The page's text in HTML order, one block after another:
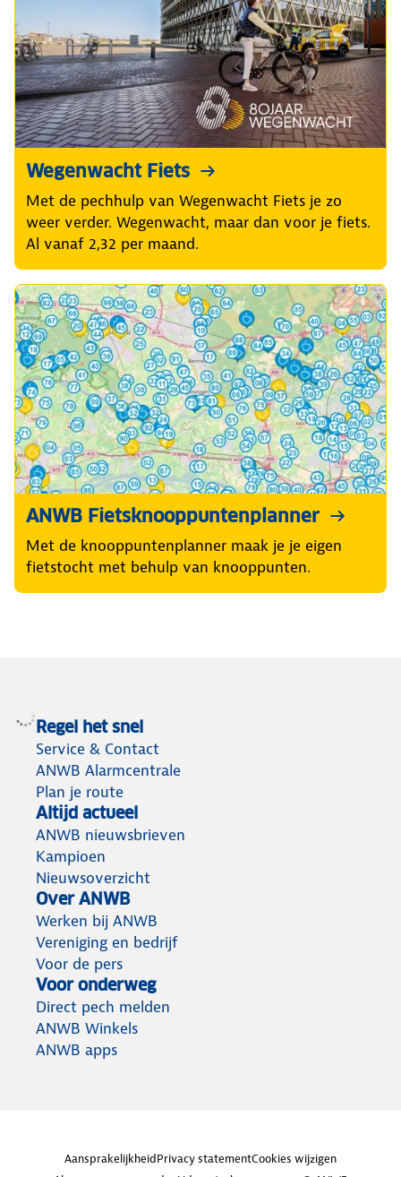
Wegenwacht Fiets
Met de pechhulp van Wegenwacht Fiets je zo
weer verder. Wegenwacht, maar dan voor je fiets.
Al vanaf 2,32 per maand.
ANWB Fietsknooppuntenplanner
Met de knooppuntenplanner maak je je eigen
fietstocht met behulp van knooppunten.
Regel het snel
Service & Contact
ANWB Alarmcentrale
Plan je route
Altijd actueel
ANWB nieuwsbrieven
Kampioen
Nieuwsoverzicht
Over ANWB
Werken bij ANWB
Vereniging en bedrijf
Voor de pers
Voor onderweg
Direct pech melden
ANWB Winkels
ANWB apps
AansprakelijkheidPrivacy statementCookies wijzigen